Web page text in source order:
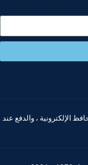
الإلكترونية ، والدفع عند